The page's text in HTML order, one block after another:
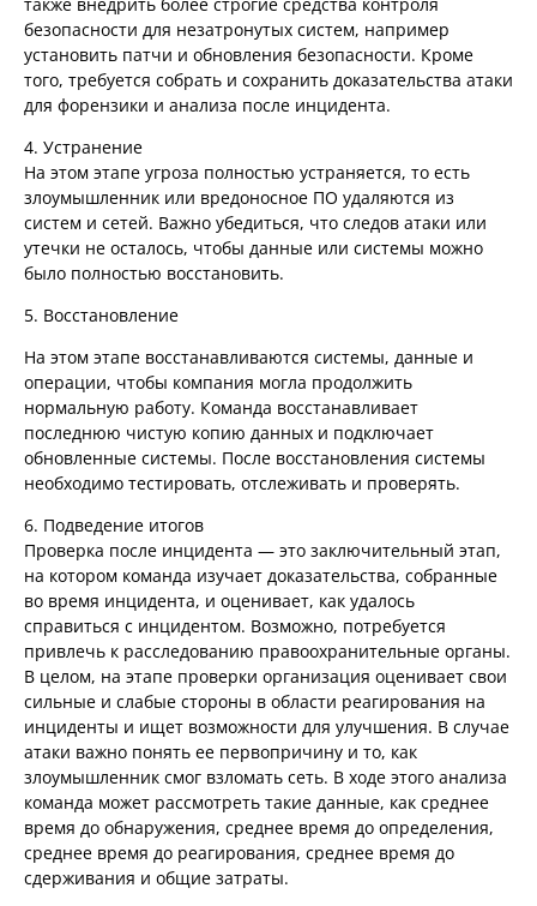
безопасности для незатронутых систем, например
установить патчи и обновления безопасности. Кроме
того, требуется собрать и сохранить доказательства атаки
для форензики и анализа после инцидента.
4. Устранение
На этом этапе угроза полностью устраняется, то есть
злоумышленник или вредоносное ПО удаляются из
систем и сетей. Важно убедиться, что следов атаки или
утечки не осталось, чтобы данные или системы можно
было полностью восстановить.
5. Восстановление
На этом этапе восстанавливаются системы, данные и
операции, чтобы компания могла продолжить
нормальную работу. Команда восстанавливает
последнюю чистую копию данных и подключает
обновленные системы. После восстановления системы
необходимо тестировать, отслеживать и проверять.
6. Подведение итогов
Проверка после инцидента — это заключительный этап,
на котором команда изучает доказательства, собранные
во время инцидента, и оценивает, как удалось
справиться с инцидентом. Возможно, потребуется
привлечь к расследованию правоохранительные органы.
В целом, на этапе проверки организация оценивает свои
сильные и слабые стороны в области реагирования на
инциденты и ищет возможности для улучшения. В случае
атаки важно понять ее первопричину и то, как
злоумышленник смог взломать сеть. В ходе этого анализа
команда может рассмотреть такие данные, как среднее
время до обнаружения, среднее время до определения,
среднее время до реагирования, среднее время до
сдерживания и общие затраты.